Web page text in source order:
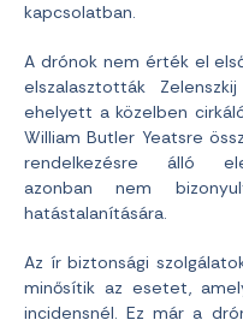
kapcsolatban.
A drónok nem érték el
elszalasztották
ehelyett a közelben
William Butler Yeatsre
rendelkezésre álló
azonban nem
hatástalanítására.
Az ír biztonsági
minősítik az esetet,
incidensnél. Ez már a